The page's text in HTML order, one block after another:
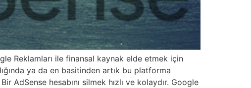
Reklamları ile finansal kaynak elde etmek için
ya da en basitinden artık bu platforma
AdSense hesabını silmek hızlı ve kolaydır. Google